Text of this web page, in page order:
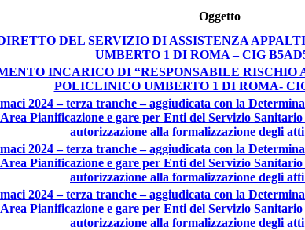
Oggetto
DEL SERVIZIO DI ASSISTENZA
UMBERTO 1 DI ROMA – CIG
INCARICO DI “RESPONSABILE
POLICLINICO UMBERTO 1 DI ROMA-
2024 – terza tranche – aggiudicata con la
Pianificazione e gare per Enti del Servizio
autorizzazione alla formalizzazione degli
2024 – terza tranche – aggiudicata con la
Pianificazione e gare per Enti del Servizio
autorizzazione alla formalizzazione degli
2024 – terza tranche – aggiudicata con la
Pianificazione e gare per Enti del Servizio
autorizzazione alla formalizzazione degli